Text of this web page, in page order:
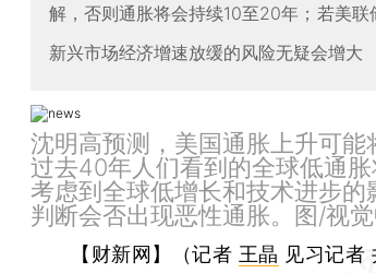
解，否则通胀将会持续10至20年；若美联
新兴市场经济增速放缓的风险无疑会增大
沈明高预测，美国通胀上升可能
过去40年人们看到的全球低通
考虑到全球低增长和技术进步的
判断会否出现恶性通胀。图/视
【财新网】（记者 王晶 见习记者